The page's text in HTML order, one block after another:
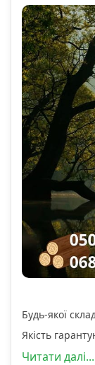
Будь-якої
Якість
Читати далі...